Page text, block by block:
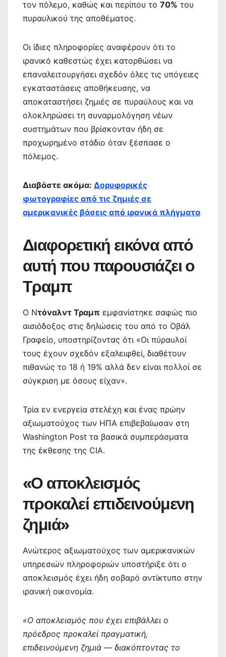
τον πόλεμο, καθώς και περίπου το 70% του
πυραυλικού της αποθέματος.
Οι ίδιες πληροφορίες αναφέρουν ότι το
ιρανικό καθεστώς έχει κατορθώσει να
επαναλειτουργήσει σχεδόν όλες τις υπόγειες
εγκαταστάσεις αποθήκευσης, να
αποκαταστήσει ζημιές σε πυραύλους και να
ολοκληρώσει τη συναρμολόγηση νέων
συστημάτων που βρίσκονταν ήδη σε
προχωρημένο στάδιο όταν ξέσπασε ο
πόλεμος.
Διαβάστε ακόμα: Δορυφορικές
φωτογραφίες από τις ζημιές σε
αμερικανικές βάσεις από ιρανικά πλήγματα
Διαφορετική εικόνα από
αυτή που παρουσιάζει ο
Τραμπ
Ο Ντόναλντ Τραμπ εμφανίστηκε σαφώς πιο
αισιόδοξος στις δηλώσεις του από το Οβάλ
Γραφείο, υποστηρίζοντας ότι «Οι πύραυλοί
τους έχουν σχεδόν εξαλειφθεί, διαθέτουν
πιθανώς το 18 ή 19% αλλά δεν είναι πολλοί σε
σύγκριση με όσους είχαν».
Τρία εν ενεργεία στελέχη και ένας πρώην
αξιωματούχος των ΗΠΑ επιβεβαίωσαν στη
Washington Post τα βασικά συμπεράσματα
της έκθεσης της CIA.
«Ο αποκλεισμός
προκαλεί επιδεινούμενη
ζημιά»
Ανώτερος αξιωματούχος των αμερικανικών
υπηρεσιών πληροφοριών υποστήριξε ότι ο
αποκλεισμός έχει ήδη σοβαρό αντίκτυπο στην
ιρανική οικονομία.
«Ο αποκλεισμός που έχει επιβάλλει ο
πρόεδρος προκαλεί πραγματική,
επιδεινούμενη ζημιά — διακόπτοντας το